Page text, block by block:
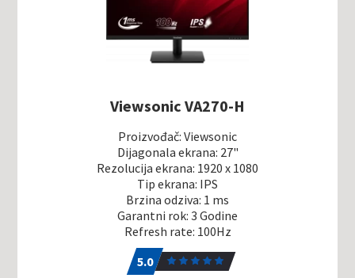
Viewsonic VA270-H
Proizvođač: Viewsonic
Dijagonala ekrana: 27"
Rezolucija ekrana: 1920 x 1080
Tip ekrana: IPS
Brzina odziva: 1 ms
Garantni rok: 3 Godine
Refresh rate: 100Hz
5.0